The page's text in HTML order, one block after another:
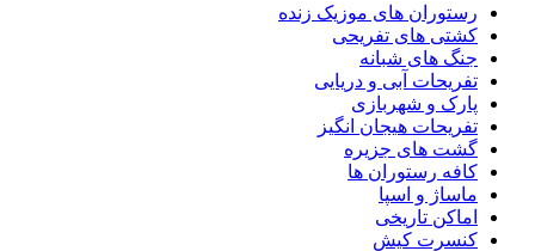
رستوران های موزیک زنده
کشتی های تفریحی
جنگ های شبانه
تفریحات آبی و دریایی
پارک و شهربازی
تفریحات هیجان انگیز
گشت های جزیره
کافه رستوران ها
ماساژ و اسپا
اماکن تاریخی
کنسرت کیش